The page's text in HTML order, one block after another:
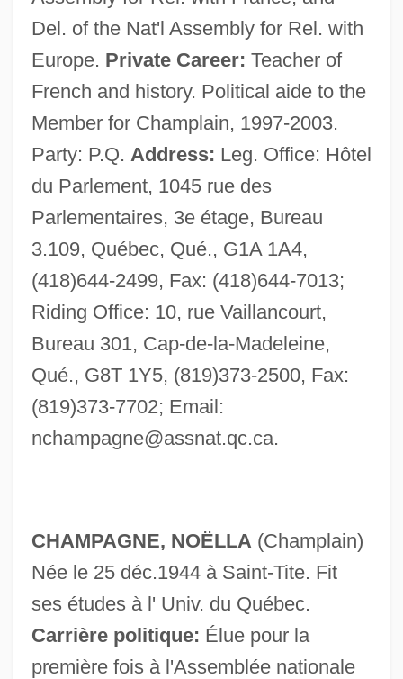
Del. of the Nat'l Assembly for Rel. with
Europe. Private Career: Teacher of
French and history. Political aide to the
Member for Champlain, 1997-2003.
Party: P.Q. Address: Leg. Office: Hôtel
du Parlement, 1045 rue des
Parlementaires, 3e étage, Bureau
3.109, Québec, Qué., G1A 1A4,
(418)644-2499, Fax: (418)644-7013;
Riding Office: 10, rue Vaillancourt,
Bureau 301, Cap-de-la-Madeleine,
Qué., G8T 1Y5, (819)373-2500, Fax:
(819)373-7702; Email:
nchampagne@assnat.qc.ca.
CHAMPAGNE, NOËLLA (Champlain)
Née le 25 déc.1944 à Saint-Tite. Fit
ses études à l' Univ. du Québec.
Carrière politique: Élue pour la
première fois à l'Assemblée nationale